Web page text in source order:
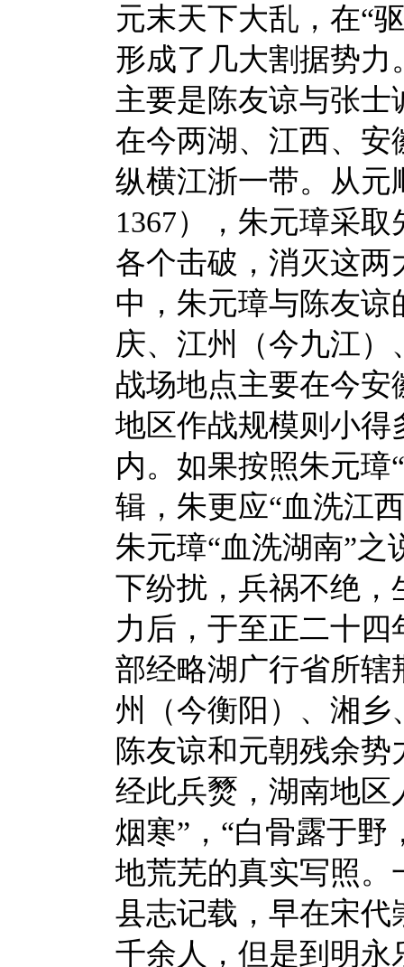
元末天下大乱，在“
形成了几大割据势
主要是陈友谅与张
在今两湖、江西、
纵横江浙一带。从元
1367），朱元璋采
各个击破，消灭这
中，朱元璋与陈友
庆、江州（今九江
战场地点主要在今
地区作战规模则小
内。如果按照朱元璋
辑，朱更应“血洗江
朱元璋“血洗湖南”
下纷扰，兵祸不绝
力后，于至正二十四
部经略湖广行省所
州（今衡阳）、湘
陈友谅和元朝残余势
经此兵燹，湖南地区
烟寒”，“白骨露于野
地荒芜的真实写照
县志记载，早在宋代
千余人，但是到明永